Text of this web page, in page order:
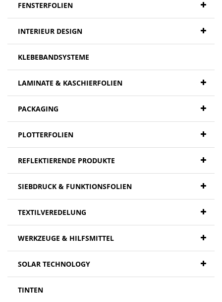
FENSTERFOLIEN
INTERIEUR DESIGN
KLEBEBANDSYSTEME
LAMINATE & KASCHIERFOLIEN
PACKAGING
PLOTTERFOLIEN
REFLEKTIERENDE PRODUKTE
SIEBDRUCK & FUNKTIONSFOLIEN
TEXTILVEREDELUNG
WERKZEUGE & HILFSMITTEL
SOLAR TECHNOLOGY
TINTEN